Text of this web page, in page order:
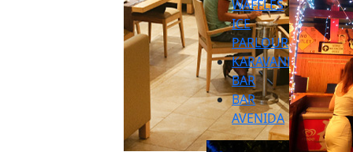
WAFFLES
ICE
PARLOUR
KARAVANE
BAR
BAR
AVENIDA